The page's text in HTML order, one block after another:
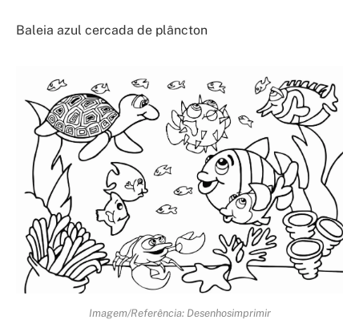
Baleia azul cercada de plâncton
Imagem/Referência: Desenhosimprimir